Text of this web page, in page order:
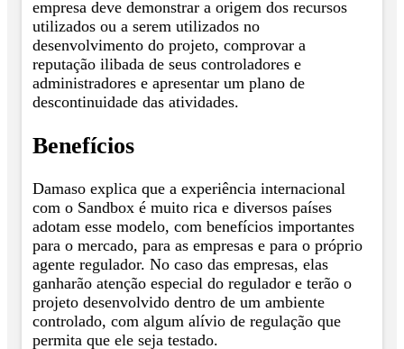
empresa deve demonstrar a origem dos recursos
utilizados ou a serem utilizados no
desenvolvimento do projeto, comprovar a
reputação ilibada de seus controladores e
administradores e apresentar um plano de
descontinuidade das atividades.
Benefícios
Damaso explica que a experiência internacional
com o Sandbox é muito rica e diversos países
adotam esse modelo, com benefícios importantes
para o mercado, para as empresas e para o próprio
agente regulador. No caso das empresas, elas
ganharão atenção especial do regulador e terão o
projeto desenvolvido dentro de um ambiente
controlado, com algum alívio de regulação que
permita que ele seja testado.